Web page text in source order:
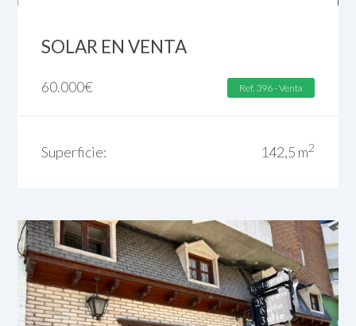
SOLAR EN VENTA
60.000€ Ref. 396 - Venta
Superficie: 142,5 m2